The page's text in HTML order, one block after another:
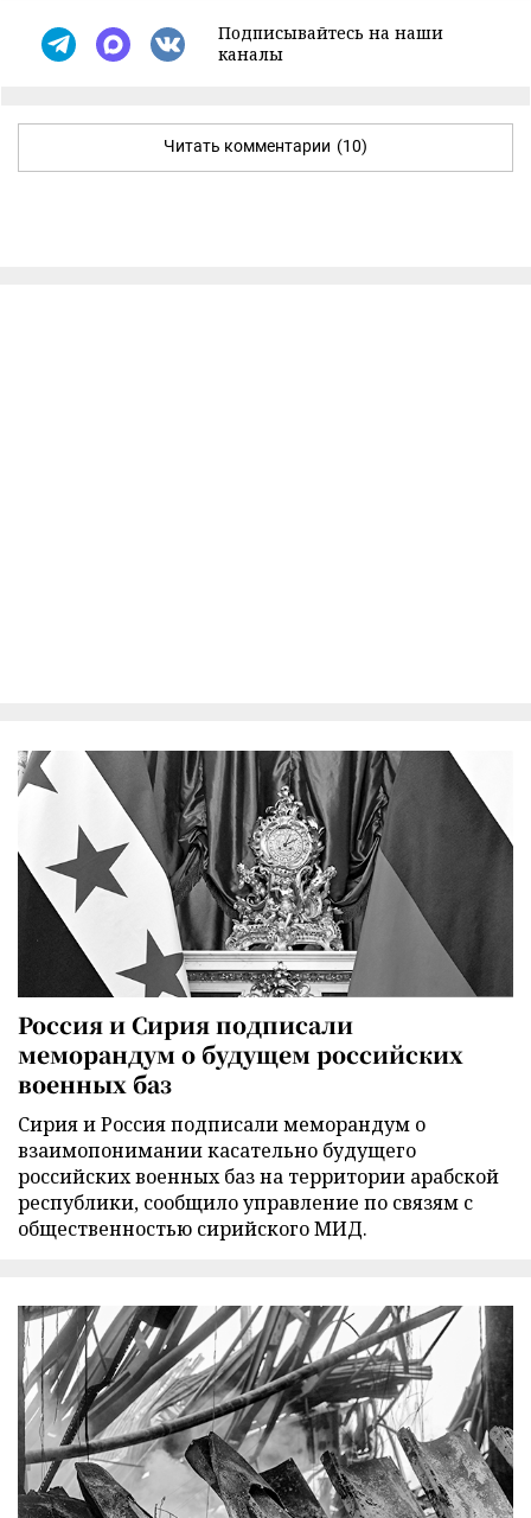
Подписывайтесь на наши
каналы
Читать комментарии (10)
Россия и Сирия подписали
меморандум о будущем российских
военных баз
Сирия и Россия подписали меморандум о
взаимопонимании касательно будущего
российских военных баз на территории арабской
республики, сообщило управление по связям с
общественностью сирийского МИД.